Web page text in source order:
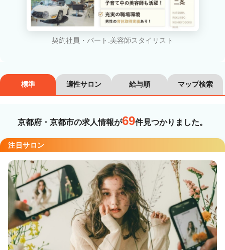
京都市山科区 京都市西京区
職種・技能ランク
カラーリスト フロント・レセプション
ネイリスト エステティシャン
講師・インストラクター
雇用形態
正社員 契約社員・パート
業務委託・フリーランス 紹介・派遣
契約社員・パート.美容師スタイリスト
標準 適性サロン 給与順 マップ検索
京都府・京都市の求人情報が69件見つかりました。
注目サロン